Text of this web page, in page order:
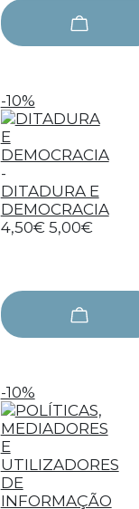
-10%
-
DITADURA E
DEMOCRACIA
4,50€ 5,00€
-10%